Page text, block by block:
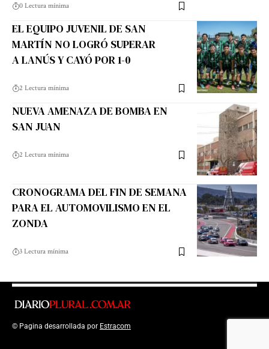
0 Lectura mínima
EL EQUIPO JUVENIL DE SAN
MARTÍN NO LOGRÓ SUPERAR
A LANÚS Y CAYÓ POR 1-0
2 Lectura mínima
NUEVA AMENAZA DE BOMBA EN
SAN JUAN
2 Lectura mínima
CRONOGRAMA DEL FIN DE SEMANA
PARA EL AUTOMOVILISMO EN EL
ZONDA
3 Lectura mínima
© Pagina desarrollada por Estracom